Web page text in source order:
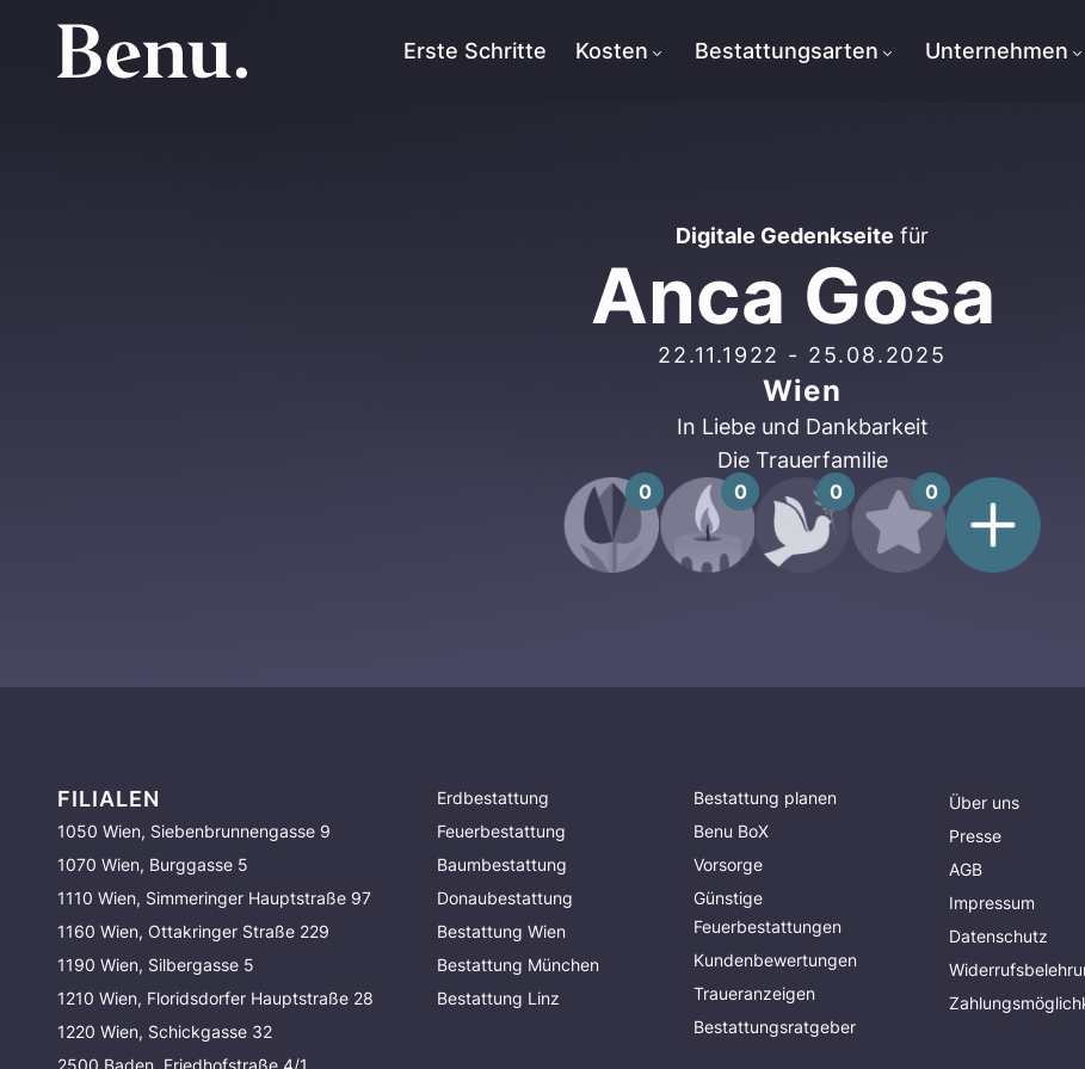
Erste Schritte Kosten Bestattungsarten Unternehmen
Digitale Gedenkseite für
Anca Gosa
22.11.1922 - 25.08.2025
Wien
In Liebe und Dankbarkeit
Die Trauerfamilie
0 0 0 0
FILIALEN
1050 Wien, Siebenbrunnengasse 9
1070 Wien, Burggasse 5
1110 Wien, Simmeringer Hauptstraße 97
1160 Wien, Ottakringer Straße 229
1190 Wien, Silbergasse 5
1210 Wien, Floridsdorfer Hauptstraße 28
1220 Wien, Schickgasse 32
2500 Baden, Friedhofstraße 4/1
Erdbestattung
Feuerbestattung
Baumbestattung
Donaubestattung
Bestattung Wien
Bestattung München
Bestattung Linz
Bestattung planen
Benu BoX
Vorsorge
Günstige
Feuerbestattungen
Kundenbewertungen
Traueranzeigen
Bestattungsratgeber
Über uns
Presse
AGB
Impressum
Datenschutz